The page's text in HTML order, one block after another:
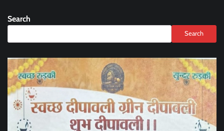
Search
Search